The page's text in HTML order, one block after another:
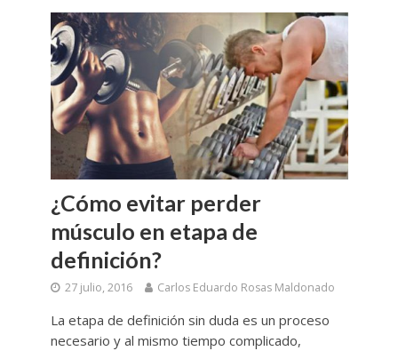
¿Cómo evitar perder
músculo en etapa de
definición?
27 julio, 2016 Carlos Eduardo Rosas Maldonado
La etapa de definición sin duda es un proceso
necesario y al mismo tiempo complicado,